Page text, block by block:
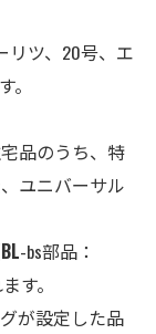
リツ、20号、エ
品のうち、特
ユニバーサル
BL-bs部品：
す。
が設定した品